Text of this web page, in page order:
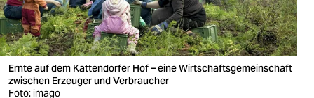
verlag
verlag
veranstaltungen
shop
Ernte auf dem Kattendorfer Hof – eine Wirtschaftsgemeinschaft
zwischen Erzeuger und Verbraucher
Foto: imago